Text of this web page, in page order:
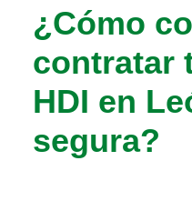
¿Cómo
contratar
HDI en
segura?